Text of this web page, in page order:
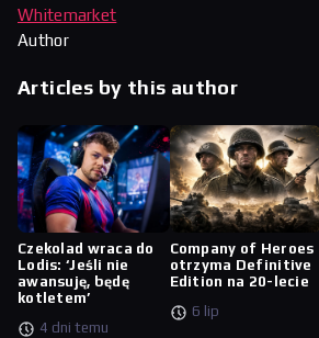
Whitemarket
Author
Articles by this author
Czekolad wraca do
Lodis: ‘Jeśli nie
awansuję, będę
kotletem’
4 dni temu
Company of Heroes
otrzyma Definitive
Edition na 20-lecie
6 lip